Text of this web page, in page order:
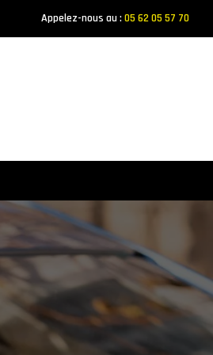
Appelez-nous au : 05 62 05 57 70